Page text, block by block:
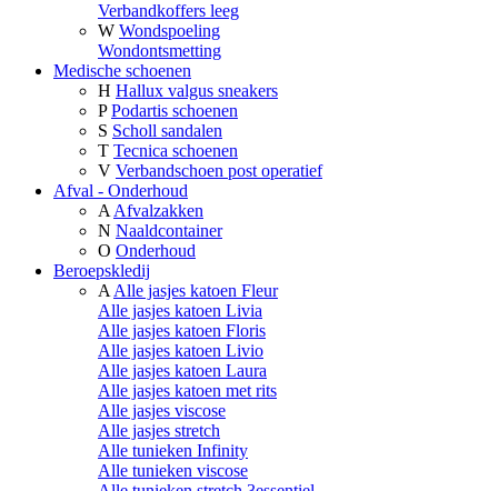
Verbandkoffers leeg
W Wondspoeling
Wondontsmetting
Medische schoenen
H Hallux valgus sneakers
P Podartis schoenen
S Scholl sandalen
T Tecnica schoenen
V Verbandschoen post operatief
Afval - Onderhoud
A Afvalzakken
N Naaldcontainer
O Onderhoud
Beroepskledij
A Alle jasjes katoen Fleur
Alle jasjes katoen Livia
Alle jasjes katoen Floris
Alle jasjes katoen Livio
Alle jasjes katoen Laura
Alle jasjes katoen met rits
Alle jasjes viscose
Alle jasjes stretch
Alle tunieken Infinity
Alle tunieken viscose